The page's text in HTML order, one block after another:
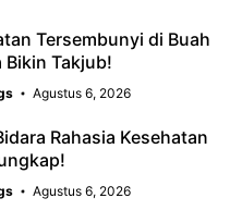
Tersembunyi di Buah
Bikin Takjub!
Agustus 6, 2026
Rahasia Kesehatan
Agustus 6, 2026